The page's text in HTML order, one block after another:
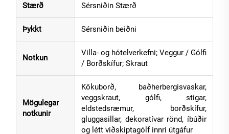
Stærð Sérsniðin Stærð
Þykkt Sérsniðin beiðni
Notkun
Villa- og hótelverkefni; Veggur / Gólfi
/ Borðskífur; Skraut
Mögulegar
notkunir
Kökuborð, baðherbergisvaskar,
veggskraut, gólfi, stigar,
eldstedsræmur, borðskífur,
gluggasillar, dekoratívar rönd, íbúðir
og létt viðskiptagólf innri útgáfur